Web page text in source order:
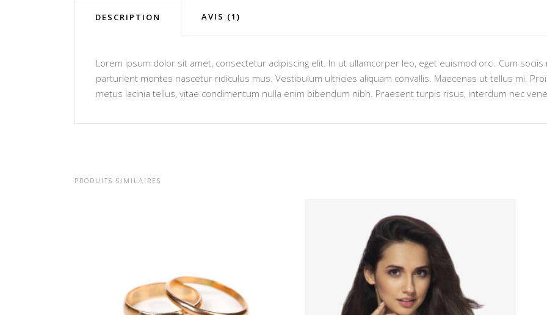
DESCRIPTION AVIS (1)
Lorem ipsum dolor sit amet, consectetur adipiscing elit. In ut ullamcorper leo, eget euismod orci. Cum
parturient montes nascetur ridiculus mus. Vestibulum ultricies aliquam convallis. Maecenas ut tellus mi.
metus lacinia tellus, vitae condimentum nulla enim bibendum nibh. Praesent turpis risus, interdum nec
PRODUITS SIMILAIRES